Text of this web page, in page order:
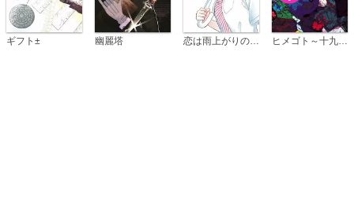
ギフト± 幽麗塔 恋は雨上がりのように ヒメゴト～十九歳の制服～